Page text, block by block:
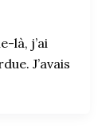
là, j’ai
J’avais